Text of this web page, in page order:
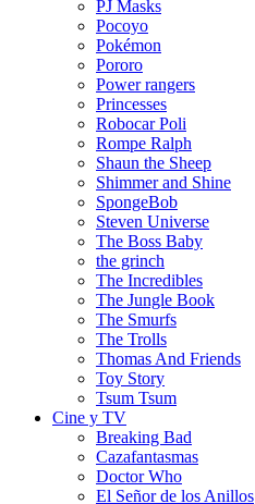
PJ Masks
Pocoyo
Pokémon
Pororo
Power rangers
Princesses
Robocar Poli
Rompe Ralph
Shaun the Sheep
Shimmer and Shine
SpongeBob
Steven Universe
The Boss Baby
the grinch
The Incredibles
The Jungle Book
The Smurfs
The Trolls
Thomas And Friends
Toy Story
Tsum Tsum
Cine y TV
Breaking Bad
Cazafantasmas
Doctor Who
El Señor de los Anillos